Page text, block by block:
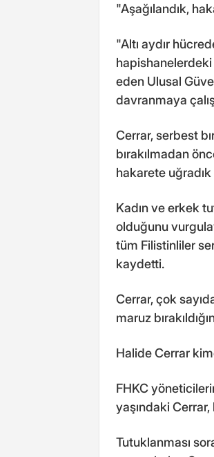
"Aşağılandık,
"Altı aydır
eden Ulusal
davranmaya
Cerrar, serbest
bırakılmadan
hakarete
Kadın ve erkek
olduğunu
tüm Filistinliler
kaydetti.
Cerrar, çok
maruz
Halide Cerrar
FHKC
yaşındaki Cerrar,
Tutuklanması